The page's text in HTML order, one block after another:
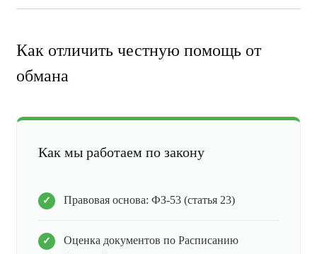
Как отличить честную помощь от
обмана
Как мы работаем по закону
Правовая основа: ФЗ-53 (статья 23)
Оценка документов по Расписанию